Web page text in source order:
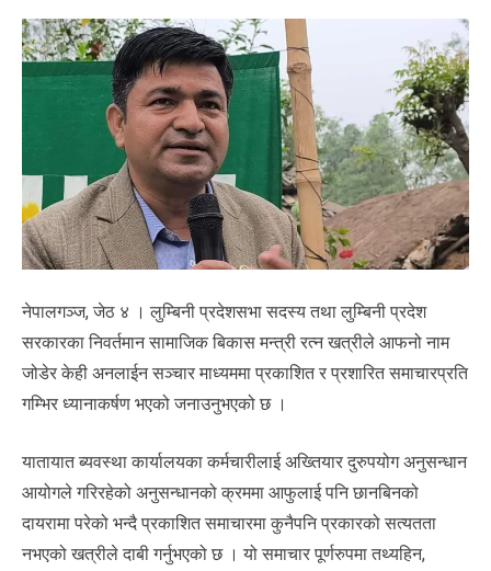
नेपालगञ्ज, जेठ ४ । लुम्बिनी प्रदेशसभा सदस्य तथा लुम्बिनी प्रदेश
सरकारका निवर्तमान सामाजिक बिकास मन्त्री रत्न खत्रीले आफनो नाम
जोडेर केही अनलाईन सञ्चार माध्यममा प्रकाशित र प्रशारित समाचारप्रति
गम्भिर ध्यानाकर्षण भएको जनाउनुभएको छ ।
यातायात ब्यवस्था कार्यालयका कर्मचारीलाई अख्तियार दुरुपयोग अनुसन्धान
आयोगले गरिरहेको अनुसन्धानको क्रममा आफुलाई पनि छानबिनको
दायरामा परेको भन्दै प्रकाशित समाचारमा कुनैपनि प्रकारको सत्यतता
नभएको खत्रीले दाबी गर्नुभएको छ । यो समाचार पूर्णरुपमा तथ्यहिन,